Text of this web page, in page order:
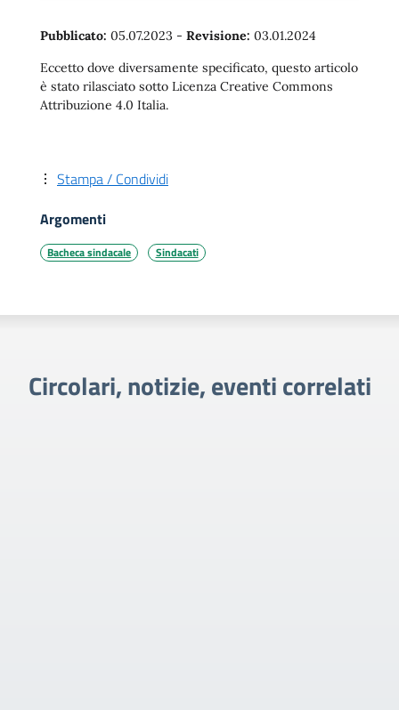
Pubblicato: 05.07.2023 - Revisione: 03.01.2024
Eccetto dove diversamente specificato, questo articolo
è stato rilasciato sotto Licenza Creative Commons
Attribuzione 4.0 Italia.
Stampa / Condividi
Argomenti
Bacheca sindacale Sindacati
Circolari, notizie, eventi correlati